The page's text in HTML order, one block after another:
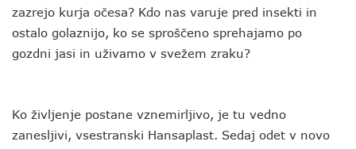
zazrejo kurja očesa? Kdo nas varuje pred insekti in
ostalo golaznijo, ko se sproščeno sprehajamo po
gozdni jasi in uživamo v svežem zraku?
Ko življenje postane vznemirljivo, je tu vedno
zanesljivi, vsestranski Hansaplast. Sedaj odet v novo